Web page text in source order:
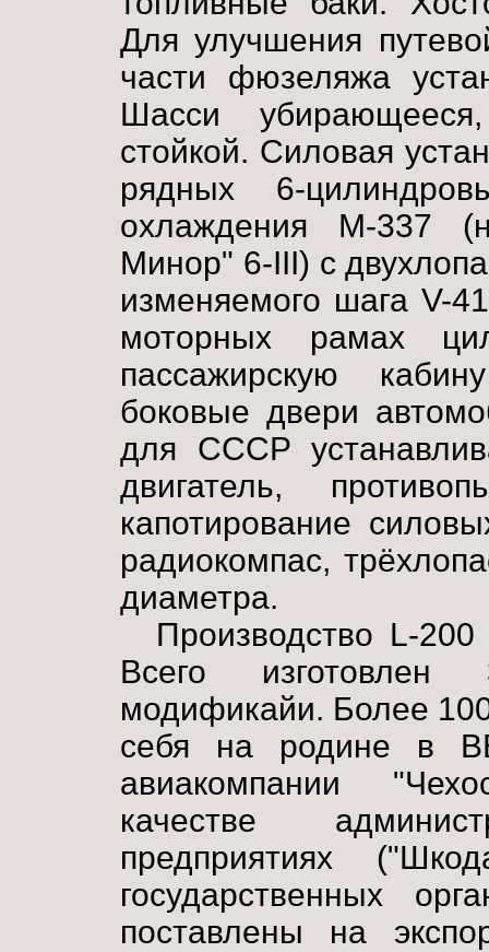
Для улучшения
части фюзеляжа
Шасси
стойкой. Силовая
рядных 6-
охлаждения M-337
Минор" 6-III) с
изменяемого шага V-
моторных рамах
пассажирскую
боковые двери
для СССР
двигатель,
капотирование
радиокомпас,
диаметра.
Производство L-
Всего
модификайи. Более
себя на родине в
авиакомпании
качестве
предприятиях
государственных
поставлены на